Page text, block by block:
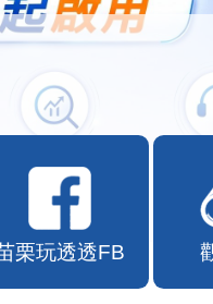
行列
苗栗玩透透FB